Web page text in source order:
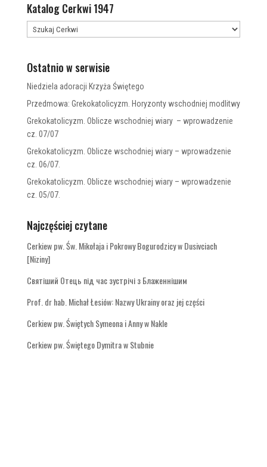
Katalog Cerkwi 1947
Ostatnio w serwisie
Niedziela adoracji Krzyża Świętego
Przedmowa: Grekokatolicyzm. Horyzonty wschodniej modlitwy
Grekokatolicyzm. Oblicze wschodniej wiary – wprowadzenie
cz. 07/07
Grekokatolicyzm. Oblicze wschodniej wiary – wprowadzenie
cz. 06/07.
Grekokatolicyzm. Oblicze wschodniej wiary – wprowadzenie
cz. 05/07.
Najczęściej czytane
Cerkiew pw. Św. Mikołaja i Pokrowy Bogurodzicy w Dusivciach
[Niziny]
Святіший Отець під час зустрічі з Блаженнішим
Prof. dr hab. Michał Łesiów: Nazwy Ukrainy oraz jej części
Cerkiew pw. Świętych Symeona i Anny w Nakle
Cerkiew pw. Świętego Dymitra w Stubnie